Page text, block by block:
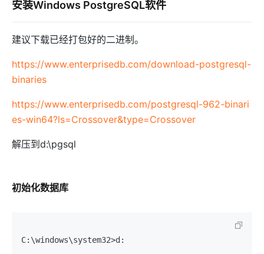
安装Windows PostgreSQL软件
建议下载已经打包好的二进制。
https://www.enterprisedb.com/download-postgresql-
binaries
https://www.enterprisedb.com/postgresql-962-binari
es-win64?ls=Crossover&type=Crossover
解压到d:\pgsql
初始化数据库
C:\windows\system32>d: